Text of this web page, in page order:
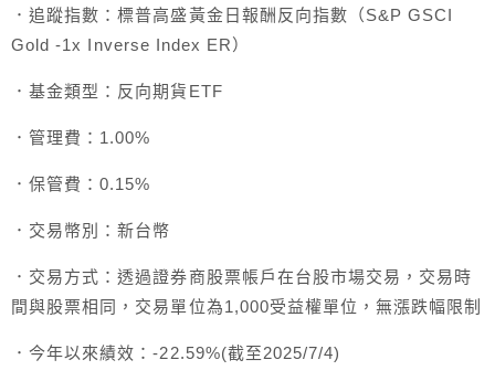
．追蹤指數：標普高盛黃金日報酬反向指數（S&P GSCI
Gold -1x Inverse Index ER）
．基金類型：反向期貨ETF
．管理費：1.00%
．保管費：0.15%
．交易幣別：新台幣
．交易方式：透過證券商股票帳戶在台股市場交易，交易時
間與股票相同，交易單位為1,000受益權單位，無漲跌幅限制
．今年以來績效：-22.59%(截至2025/7/4)